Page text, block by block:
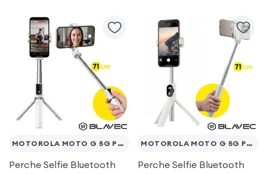
MOTOROLA MOTO G 5G PLUS
Perche Selfie Bluetooth
MOTOROLA MOTO G 5G PLUS
Perche Selfie Bluetooth